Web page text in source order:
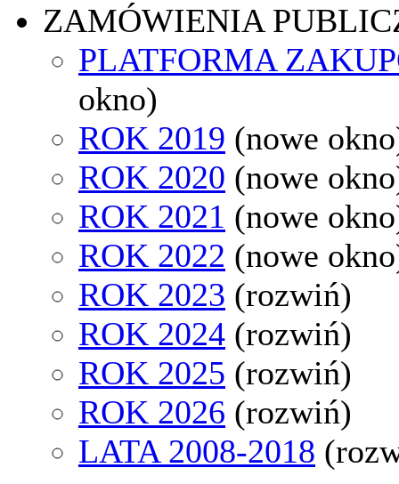
ZAMÓWIENIA
PLATFORMA
okno)
ROK 2019 (nowe
ROK 2020 (nowe
ROK 2021 (nowe
ROK 2022 (nowe
ROK 2023 (rozwiń)
ROK 2024 (rozwiń)
ROK 2025 (rozwiń)
ROK 2026 (rozwiń)
LATA 2008-2018